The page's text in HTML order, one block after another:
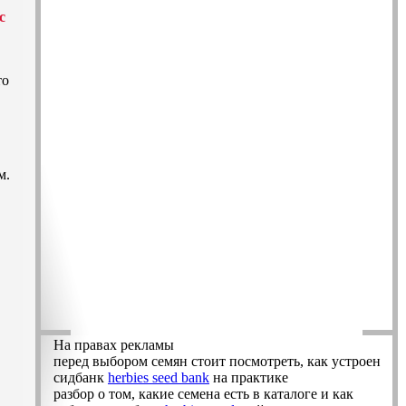
На правах рекламы
перед выбором семян стоит посмотреть, как устроен
сидбанк herbies seed bank на практике
разбор о том, какие семена есть в каталоге и как